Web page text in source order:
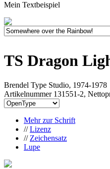
Mein Textbeispiel
TS Dragon
Brendel Type Studio, 1974-1978
Artikelnummer 131551-2,
Mehr zur Schrift
//Lizenz
// Zeichensatz
Lupe